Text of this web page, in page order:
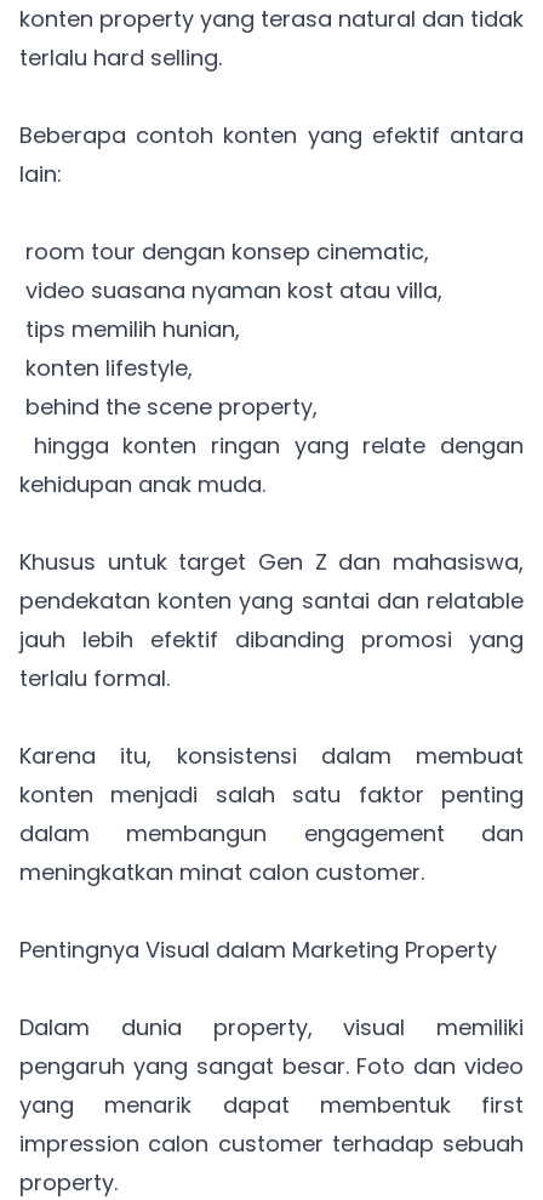
konten property yang terasa natural dan tidak
terlalu hard selling.
Beberapa contoh konten yang efektif antara
lain:
room tour dengan konsep cinematic,
video suasana nyaman kost atau villa,
tips memilih hunian,
konten lifestyle,
behind the scene property,
hingga konten ringan yang relate dengan
kehidupan anak muda.
Khusus untuk target Gen Z dan mahasiswa,
pendekatan konten yang santai dan relatable
jauh lebih efektif dibanding promosi yang
terlalu formal.
Karena itu, konsistensi dalam membuat
konten menjadi salah satu faktor penting
dalam membangun engagement dan
meningkatkan minat calon customer.
Pentingnya Visual dalam Marketing Property
Dalam dunia property, visual memiliki
pengaruh yang sangat besar. Foto dan video
yang menarik dapat membentuk first
impression calon customer terhadap sebuah
property.